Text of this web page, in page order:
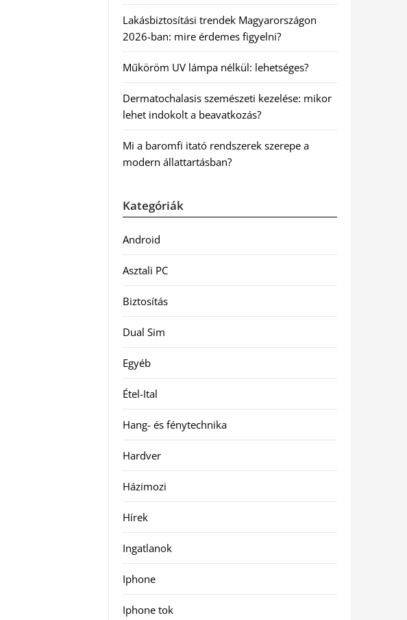
Lakásbiztosítási trendek Magyarországon
2026-ban: mire érdemes figyelni?
Műköröm UV lámpa nélkül: lehetséges?
Dermatochalasis szemészeti kezelése: mikor
lehet indokolt a beavatkozás?
Mi a baromfi itató rendszerek szerepe a
modern állattartásban?
Kategóriák
Android
Asztali PC
Biztosítás
Dual Sim
Egyéb
Étel-Ital
Hang- és fénytechnika
Hardver
Házimozi
Hírek
Ingatlanok
Iphone
Iphone tok